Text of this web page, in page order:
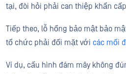
tại, đòi hỏi phải can thiệp khẩn
Tiếp theo, lỗ hổng bảo mật bảo
tổ chức phải đối mặt với các mối
Ví dụ, cấu hình đám mây không